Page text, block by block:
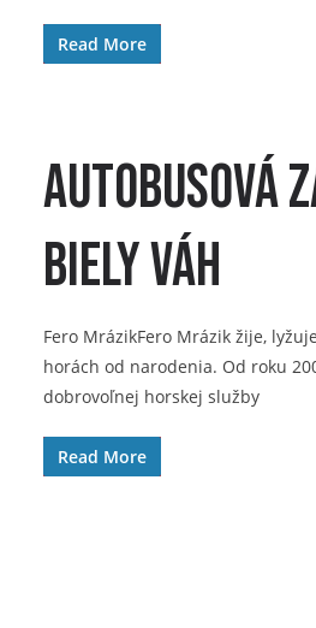
Read More
autobusová
Biely Váh
Fero MrázikFero Mrázik žije,
horách od narodenia. Od roku
dobrovoľnej horskej služby
Read More